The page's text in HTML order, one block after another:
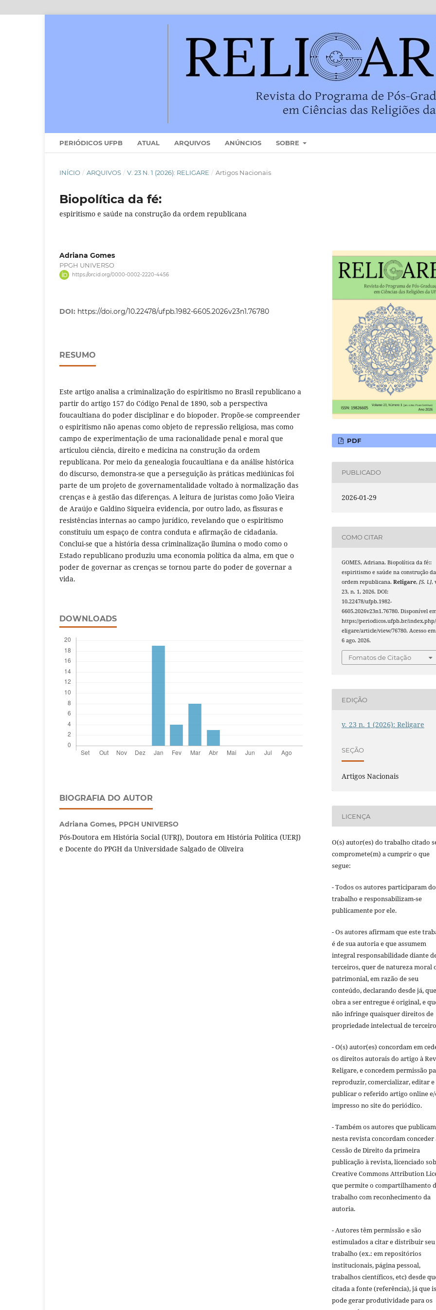
PERIÓDICOS UFPB ATUAL ARQUIVOS ANÚNCIOS SOBRE
INÍCIO / ARQUIVOS / V. 23 N. 1 (2026): RELIGARE / Artigos Nacionais
Biopolítica da fé:
espiritismo e saúde na construção da ordem republicana
Adriana Gomes
PPGH UNIVERSO
https://orcid.org/0000-0002-2220-4456
DOI: https://doi.org/10.22478/ufpb.1982-6605.2026v23n1.76780
RESUMO
Este artigo analisa a criminalização do espiritismo no Brasil republicano a
partir do artigo 157 do Código Penal de 1890, sob a perspectiva
foucaultiana do poder disciplinar e do biopoder. Propõe-se compreender
o espiritismo não apenas como objeto de repressão religiosa, mas como
campo de experimentação de uma racionalidade penal e moral que
articulou ciência, direito e medicina na construção da ordem
republicana. Por meio da genealogia foucaultiana e da análise histórica
do discurso, demonstra-se que a perseguição às práticas mediúnicas foi
parte de um projeto de governamentalidade voltado à normalização das
crenças e à gestão das diferenças. A leitura de juristas como João Vieira
de Araújo e Galdino Siqueira evidencia, por outro lado, as fissuras e
resistências internas ao campo jurídico, revelando que o espiritismo
constituiu um espaço de contra conduta e afirmação de cidadania.
Conclui-se que a história dessa criminalização ilumina o modo como o
Estado republicano produziu uma economia política da alma, em que o
poder de governar as crenças se tornou parte do poder de governar a
vida.
DOWNLOADS
BIOGRAFIA DO AUTOR
Adriana Gomes, PPGH UNIVERSO
Pós-Doutora em História Social (UFRJ), Doutora em História Política (UERJ)
e Docente do PPGH da Universidade Salgado de Oliveira
PDF
PUBLICADO
2026-01-29
COMO CITAR
GOMES, Adriana. Biopolítica da fé::
espiritismo e saúde na construção da
ordem republicana.Religare,[S. l.],
23, n. 1, 2026. DOI:
10.22478/ufpb.1982-
6605.2026v23n1.76780. Disponível
https://periodicos.ufpb.br/
eligare/article/view/76780. Acesso
6 ago. 2026.
Fomatos de Citação
EDIÇÃO
v. 23 n. 1 (2026): Religare
SEÇÃO
Artigos Nacionais
LICENÇA
O(s) autor(es) do trabalho citado
compromete(m) a cumprir o que
segue:
- Todos os autores participaram do
trabalho e responsabilizam-se
publicamente por ele.
- Os autores afirmam que este
é de sua autoria e que assumem
integral responsabilidade diante
terceiros, quer de natureza moral
patrimonial, em razão de seu
conteúdo, declarando desde já,
obra a ser entregue é original, e
não infringe quaisquer direitos de
propriedade intelectual de
- O(s) autor(es) concordam em
os direitos autorais do artigo à
Religare, e concedem permissão
reproduzir, comercializar, editar e
publicar o referido artigo online
impresso no site do periódico.
- Também os autores que publicam
nesta revista concordam conceder
Cessão de Direito da primeira
publicação à revista, licenciado
Creative Commons Attribution
que permite o compartilhamento
trabalho com reconhecimento da
autoria.
- Autores têm permissão e são
estimulados a citar e distribuir seu
trabalho (ex.: em repositórios
institucionais, página pessoal,
trabalhos científicos, etc) desde
citada a fonte (referência), já que
pode gerar produtividade para os